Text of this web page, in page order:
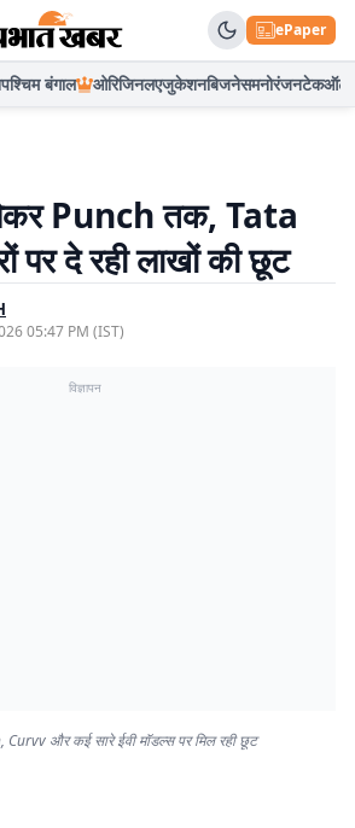
ePaper
पश्चिम बंगाल ओरिजिनलएजुकेशनबिजनेसमनोरंजनटेकऑटो
Punch तक, Tata
पर दे रही लाखों की छूट
05:47 PM (IST)
विज्ञापन
और कई सारे ईवी मॉडल्स पर मिल रही छूट